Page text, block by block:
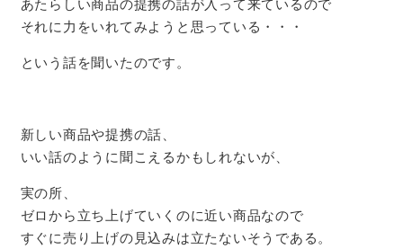
あたらしい商品の提携の話が入って来ているので
それに力をいれてみようと思っている・・・
という話を聞いたのです。
新しい商品や提携の話、
いい話のように聞こえるかもしれないが、
実の所、
ゼロから立ち上げていくのに近い商品なので
すぐに売り上げの見込みは立たないそうである。